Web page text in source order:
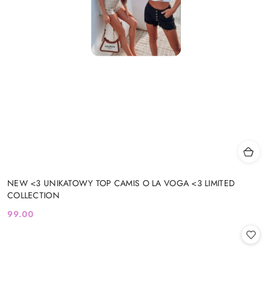
NEW <3 UNIKATOWY TOP CAMIS O LA VOGA <3 LIMITED
COLLECTION
Cena:
99.00